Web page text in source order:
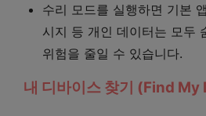
수리 모드를 실행하면 기본
시지 등 개인 데이터는 모두
위험을 줄일 수 있습니다.
내 디바이스 찾기 (Find My